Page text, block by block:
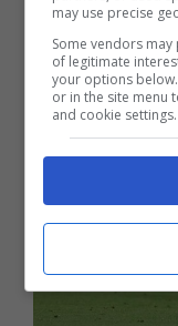
con i soli
may use precise
Some vendors
of legitimate
your options
or in the site menu
and cookie settings.